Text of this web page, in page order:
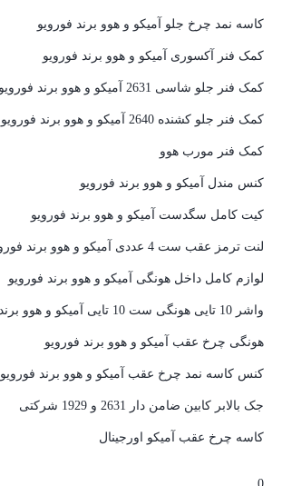
کاسه نمد چرخ جلو آمیکو و هوو برند فورویو
کمک فنر آکسوری آمیکو و هوو برند فورویو
کمک فنر جلو شاسی 2631 آمیکو و هوو برند فورویو
کمک فنر جلو کشنده 2640 آمیکو و هوو برند فورویو
کمک فنر مورب هوو
کنس مندل آمیکو و هوو برند فورویو
کیت کامل سگدست آمیکو و هوو برند فورویو
لنت ترمز عقب ست 4 عددی آمیکو و هوو برند فورویو
لوازم کامل داخل هونگی آمیکو و هوو برند فورویو
واشر 10 تایی هونگی ست 10 تایی آمیکو و هوو برند فورویو
هونگی چرخ عقب آمیکو و هوو برند فورویو
کنس کاسه نمد چرخ عقب آمیکو و هوو برند فورویو
جک بالابر کابین ضامن دار 2631 و 1929 شرکتی
کاسه چرخ عقب آمیکو اورجینال